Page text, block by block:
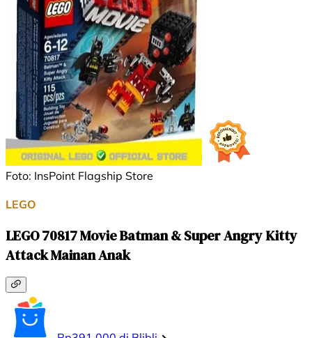
Foto: InsPoint Flagship Store
LEGO
LEGO 70817 Movie Batman & Super Angry Kitty
Attack Mainan Anak